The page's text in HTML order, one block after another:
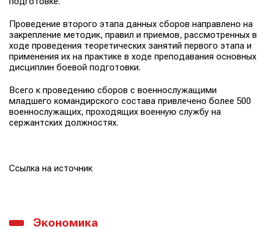
Проведение второго этапа данных сборов направлено на
закрепление методик, правил и приемов, рассмотренных в
ходе проведения теоретических занятий первого этапа и
применения их на практике в ходе преподавания основных
дисциплин боевой подготовки.
Всего к проведению сборов с военнослужащими
младшего командирского состава привлечено более 500
военнослужащих, проходящих военную службу на
сержантских должностях.
Ссылка на источник
Экономика